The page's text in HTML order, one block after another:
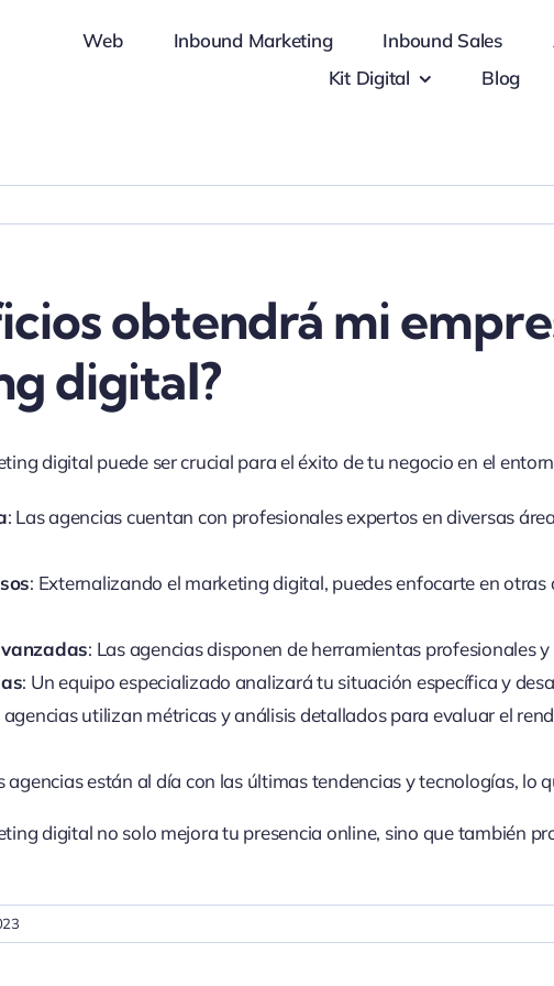
Web Inbound Marketing Inbound Sales
Kit Digital
Blog
obtendrá mi
digital?
digital puede ser crucial para el éxito de tu negocio en el
: Las agencias cuentan con profesionales expertos en diversas
: Externalizando el marketing digital, puedes enfocarte en
: Las agencias disponen de herramientas profesionales
: Un equipo especializado analizará tu situación específica y
agencias utilizan métricas y análisis detallados para evaluar el
agencias están al día con las últimas tendencias y tecnologías,
digital no solo mejora tu presencia online, sino que también